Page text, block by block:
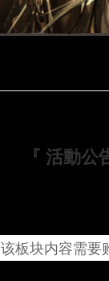
『 活動
该板块内容需要